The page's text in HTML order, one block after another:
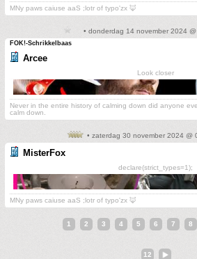
MNy paws caiuse aaS ;lotr of typo'zx 🦊
• donderdag 14 november 2024
FOK!-Schrikkelbaas
Arcee
Look closer
Never in the entire history of calming down did anyone
calm down.
• zaterdag 30 november 2024 @
MisterFox
declare(strict_types=1);
MNy paws caiuse aaS ;lotr of typo'zx 🦊
1 2 3 4 5 6 7 8
12